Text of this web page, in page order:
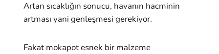
Artan sıcaklığın sonucu, havanın hacminin
artması yani genleşmesi gerekiyor.
Fakat mokapot esnek bir malzeme